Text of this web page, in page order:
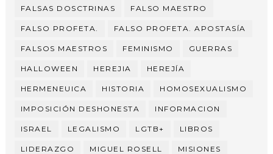
FALSAS DOSCTRINAS FALSO MAESTRO
FALSO PROFETA. FALSO PROFETA. APOSTASÍA
FALSOS MAESTROS FEMINISMO GUERRAS
HALLOWEEN HEREJIA HEREJÍA
HERMENEUICA HISTORIA HOMOSEXUALISMO
IMPOSICIÓN DESHONESTA INFORMACION
ISRAEL LEGALISMO LGTB+ LIBROS
LIDERAZGO MIGUEL ROSELL MISIONES